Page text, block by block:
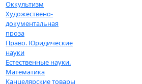
Оккультизм
Художествено-
документальная
проза
Право. Юридические
науки
Естественные науки.
Математика
Канцелярские товары